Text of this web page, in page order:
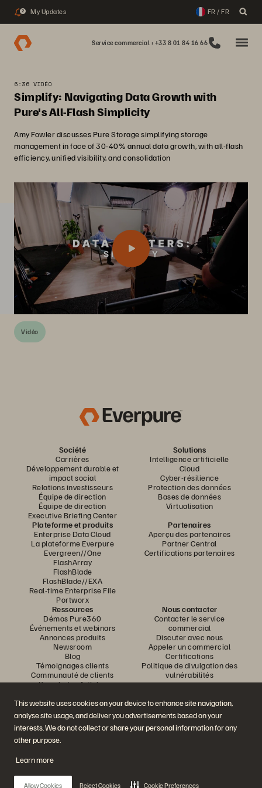
This website uses cookies on your device to enhance site navigation,
analyse site usage, and deliver you advertisements based on your
interests. We do not collect or share your personal information for any
other purpose.
Learn more
Allow Cookies Reject Cookies Cookie Preferences
2 My Updates FR / FR
Service commercial : +33 8 01 84 16 66
6:36 VIDÉO
Simplify: Navigating Data Growth with
Pure's All-Flash Simplicity
Amy Fowler discusses Pure Storage simplifying storage
management in face of 30-40% annual data growth, with all-flash
efficiency, unified visibility, and consolidation
Vidéo
Société
Carrières
Développement durable et
impact social
Relations investisseurs
Équipe de direction
Équipe de direction
Executive Briefing Center
Solutions
Intelligence artificielle
Cloud
Cyber-résilience
Protection des données
Bases de données
Virtualisation
Plateforme et produits
Enterprise Data Cloud
La plateforme Everpure
Evergreen//One
FlashArray
FlashBlade
FlashBlade//EXA
Real-time Enterprise File
Portworx
Partenaires
Aperçu des partenaires
Partner Central
Certifications partenaires
Ressources
Démos Pure360
Événements et webinars
Annonces produits
Newsroom
Blog
Témoignages clients
Communauté de clients
Knowledge Articles
Nous contacter
Contacter le service
commercial
Discuter avec nous
Appeler un commercial
Certifications
Politique de divulgation des
vulnérabilités
Rejoignez la conversation
Suivez-nous sur tous les réseaux sociaux Everpure
© 2026 Everpure, Inc. Tous droits réservés.